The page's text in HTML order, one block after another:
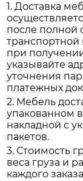
1. Доставка
после полной
при
указывайте
уточнения
платежных
2. Мебель
упакованном
накладной с
пакетов.
3. Стоимость
веса груза и
каждого